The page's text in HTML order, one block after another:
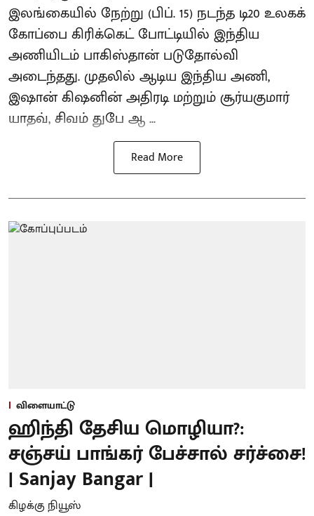
இலங்கையில் நேற்று (பிப். 15) நடந்த டி20 உலகக்
கோப்பை கிரிக்கெட் போட்டியில் இந்திய
அணியிடம் பாகிஸ்தான் படுதோல்வி
அடைந்தது. முதலில் ஆடிய இந்திய அணி,
இஷான் கிஷனின் அதிரடி மற்றும் சூர்யகுமார்
யாதவ், சிவம் துபே ஆ ...
Read More
விளையாட்டு
ஹிந்தி தேசிய மொழியா?:
சஞ்சய் பாங்கர் பேச்சால் சர்ச்சை!
| Sanjay Bangar |
கிழக்கு நியூஸ்